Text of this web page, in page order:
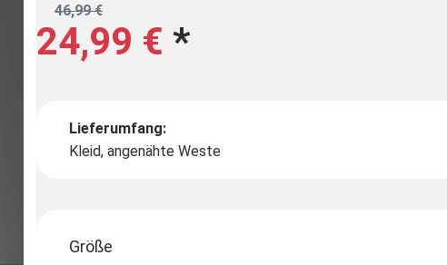
24,99 €*
46,99 €
Lieferumfang:
Kleid, angenähte Weste
Größe